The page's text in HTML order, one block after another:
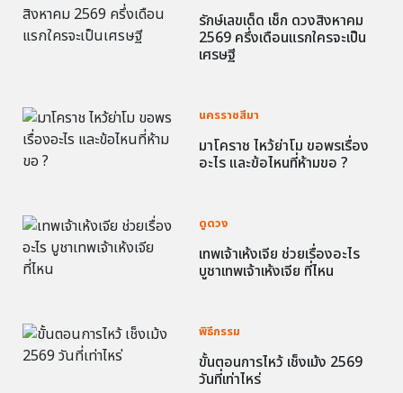
รักษ์เลขเด็ด เช็ก ดวงสิงหาคม
2569 ครึ่งเดือนแรกใครจะเป็น
เศรษฐี
นครราชสีมา
มาโคราช ไหว้ย่าโม ขอพรเรื่อง
อะไร และข้อไหนที่ห้ามขอ ?
ดูดวง
เทพเจ้าเห้งเจีย ช่วยเรื่องอะไร
บูชาเทพเจ้าเห้งเจีย ที่ไหน
พิธีกรรม
ขั้นตอนการไหว้ เช็งเม้ง 2569
วันที่เท่าไหร่